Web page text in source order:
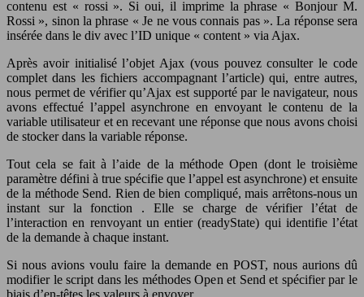
contenu est « rossi ». Si oui, il imprime la phrase « Bonjour M.
Rossi », sinon la phrase « Je ne vous connais pas ». La réponse sera
insérée dans le div avec l’ID unique « content » via Ajax.
Après avoir initialisé l’objet Ajax (vous pouvez consulter le code
complet dans les fichiers accompagnant l’article) qui, entre autres,
nous permet de vérifier qu’Ajax est supporté par le navigateur, nous
avons effectué l’appel asynchrone en envoyant le contenu de la
variable utilisateur et en recevant une réponse que nous avons choisi
de stocker dans la variable réponse.
Tout cela se fait à l’aide de la méthode Open (dont le troisième
paramètre défini à true spécifie que l’appel est asynchrone) et ensuite
de la méthode Send. Rien de bien compliqué, mais arrêtons-nous un
instant sur la fonction . Elle se charge de vérifier l’état de
l’interaction en renvoyant un entier (readyState) qui identifie l’état
de la demande à chaque instant.
Si nous avions voulu faire la demande en POST, nous aurions dû
modifier le script dans les méthodes Open et Send et spécifier par le
biais d’en-têtes les valeurs à envoyer.